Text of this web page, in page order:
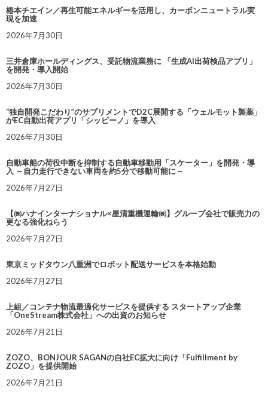
椿本チエイン／再生可能エネルギーを活用し、カーボンニュートラル実
現を加速
2026年7月30日
三井倉庫ホールディングス、受託物流業務に 「生成AI出荷検品アプリ」
を開発・導入開始
2026年7月30日
“独自開発こだわり”のサプリメントでD2C展開する「ウェルモット製薬」
がEC自動出荷アプリ「シッピーノ」を導入
2026年7月30日
自動車船の荷役中断を抑制する自動車移動用「スケーター」を開発・導
入 ～自力走行できない車両を約5分で移動可能に～
2026年7月27日
【㈱ハナインターナショナル×星清重機運輸㈱】グループ会社で販売力の
更なる強化ねらう
2026年7月27日
東京ミッドタウン八重洲でロボット配送サービスを本格始動
2026年7月27日
上組／コンテナ物流最適化サービスを提供する スタートアップ企業
「OneStream株式会社」への出資のお知らせ
2026年7月21日
ZOZO、BONJOUR SAGANの自社EC拡大に向け「Fulfillment by
ZOZO」を提供開始
2026年7月21日